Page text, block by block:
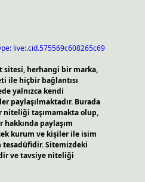
live:.cid.575569c608265c69
sitesi, herhangi bir marka,
ile hiçbir bağlantısı
yalnızca kendi
paylaşılmaktadır. Burada
niteliği taşımamakta olup,
paylaşım
kurum ve kişiler ile isim
Sitemizdeki
ve tavsiye niteliği